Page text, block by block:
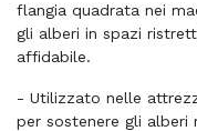
flangia quadrata nei
gli alberi in spazi
affidabile.
- Utilizzato nelle
per sostenere gli alberi